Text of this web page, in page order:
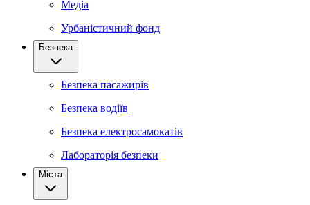
Медіа
Урбаністичний фонд
Безпека
Безпека пасажирів
Безпека водіїв
Безпека електросамокатів
Лабораторія безпеки
Міста